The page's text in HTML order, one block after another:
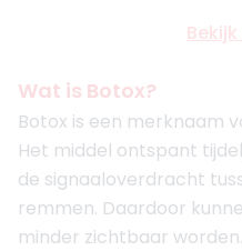
Meer informatie
4. Van Rosmalen
4.8 61
Opgericht in 2011
Aantal
Meer informatie
Wat is Botox?
Botox is een merknaam
Het middel ontspant
de signaaloverdracht
remmen. Daardoor
minder zichtbaar worden.